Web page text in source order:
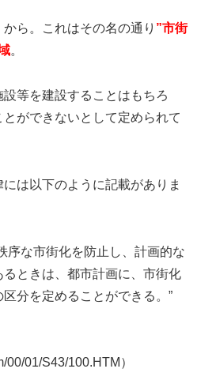
ら。これはその名の通り ”市街
。
等を建設することはもちろ
ができないとして定められて
には以下のように記載がありま
序な市街化を防止し、計画的な
ときは、都市計画に、市街化
分を定めることができる。”
01/S43/100.HTM）